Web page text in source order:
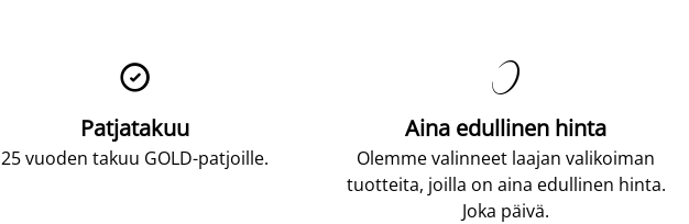

Patjatakuu
25 vuoden takuu GOLD-patjoille.

Aina edullinen hinta
Olemme valinneet laajan valikoiman
tuotteita, joilla on aina edullinen hinta.
Joka päivä.